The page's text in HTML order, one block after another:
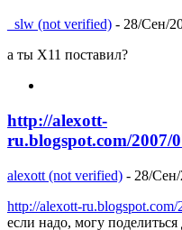
_slw (not verified) - 28/Сен/
а ты X11 поставил?
http://alexott-
ru.blogspot.com/2007/
alexott (not verified) - 28/
http://alexott-ru.blogspot.com/
если надо, могу